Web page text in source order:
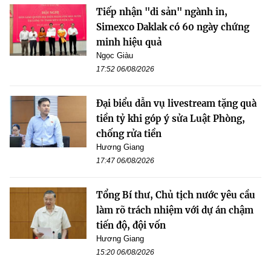
Tiếp nhận "di sản" ngành in,
Simexco Daklak có 60 ngày chứng
minh hiệu quả
Ngọc Giàu
17:52 06/08/2026
Đại biểu dẫn vụ livestream tặng quà
tiền tỷ khi góp ý sửa Luật Phòng,
chống rửa tiền
Hương Giang
17:47 06/08/2026
Tổng Bí thư, Chủ tịch nước yêu cầu
làm rõ trách nhiệm với dự án chậm
tiến độ, đội vốn
Hương Giang
15:20 06/08/2026